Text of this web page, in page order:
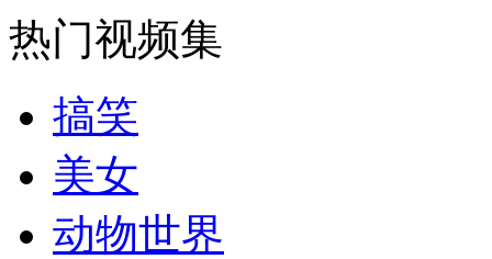
热门视频集
搞笑
美女
动物世界